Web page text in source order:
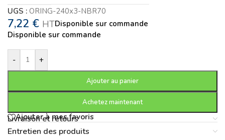
UGS : ORING-240x3-NBR70
7,22 € HTDisponible sur commande
Disponible sur commande
- +
Ajouter au panier
Achetez maintenant
Ajouter à mes favoris
Livraison et retours
Entretien des produits